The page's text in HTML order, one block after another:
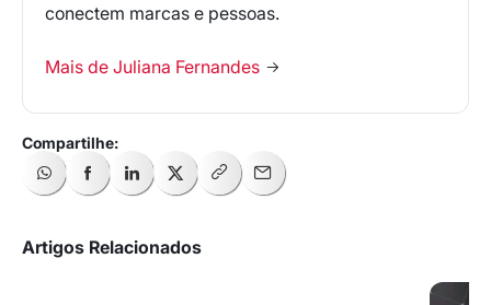
conectem marcas e pessoas.
Mais de Juliana Fernandes
Artigos Relacionados